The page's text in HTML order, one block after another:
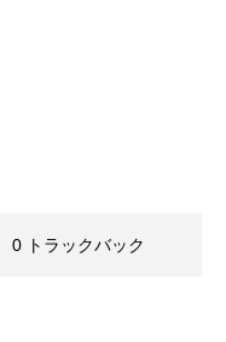
0 トラックバック